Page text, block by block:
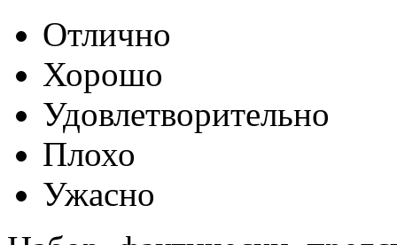
Отлично
Хорошо
Удовлетворительно
Плохо
Ужасно